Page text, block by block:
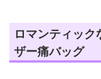
ロマンティッ
ザー痛バッグ